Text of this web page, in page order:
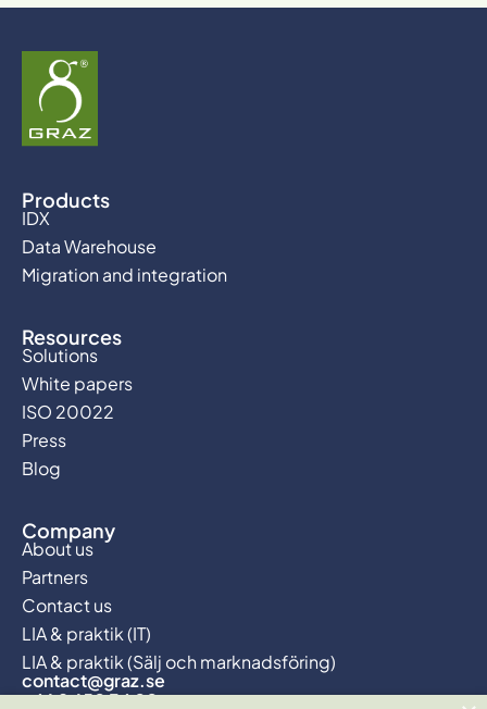
Products
IDX
Data Warehouse
Migration and integration
Resources
Solutions
White papers
ISO 20022
Press
Blog
Company
About us
Partners
Contact us
LIA & praktik (IT)
LIA & praktik (Sälj och marknadsföring)
contact@graz.se
+46 8 650 34 00